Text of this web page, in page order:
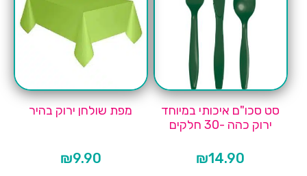
סט סכו"ם איכותי במיוחד
ירוק כהה -30 חלקים
₪14.90
מפת שולחן ירוק בהיר
₪9.90